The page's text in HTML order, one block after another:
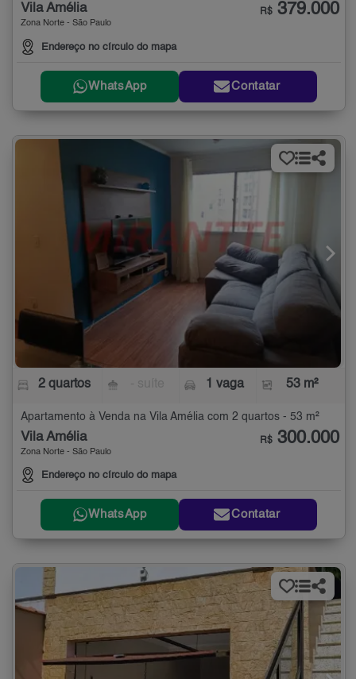
Vila Amélia
Zona Norte - São Paulo
Endereço no círculo do mapa
R$ 379.000
WhatsApp Contatar
2 quartos 1 vaga 53 m²
Apartamento à Venda na Vila Amélia com 2 quartos - 53 m²
Vila Amélia
Zona Norte - São Paulo
Endereço no círculo do mapa
R$ 300.000
WhatsApp Contatar